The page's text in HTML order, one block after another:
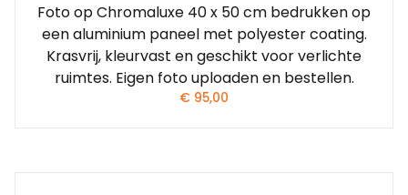
Foto op Chromaluxe 40 x 50 cm bedrukken op
een aluminium paneel met polyester coating.
Krasvrij, kleurvast en geschikt voor verlichte
ruimtes. Eigen foto uploaden en bestellen.
€ 95,00